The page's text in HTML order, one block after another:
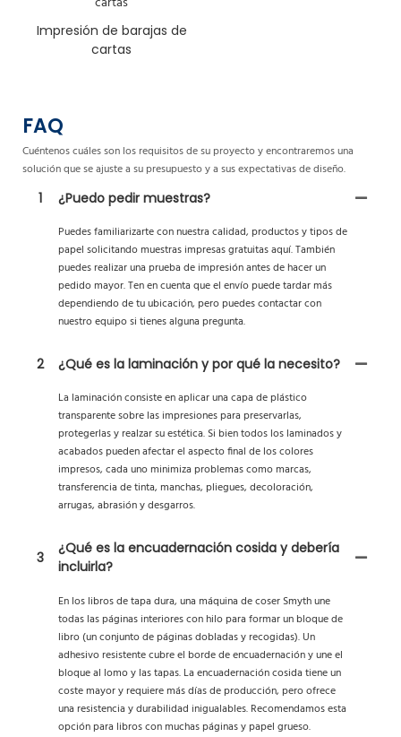
Impresión de barajas de
cartas
FAQ
Cuéntenos cuáles son los requisitos de su proyecto y encontraremos una
solución que se ajuste a su presupuesto y a sus expectativas de diseño.
1
¿Puedo pedir muestras?
Puedes familiarizarte con nuestra calidad, productos y tipos de
papel solicitando muestras impresas gratuitas aquí. También
puedes realizar una prueba de impresión antes de hacer un
pedido mayor. Ten en cuenta que el envío puede tardar más
dependiendo de tu ubicación, pero puedes contactar con
nuestro equipo si tienes alguna pregunta.
2
¿Qué es la laminación y por qué la necesito?
La laminación consiste en aplicar una capa de plástico
transparente sobre las impresiones para preservarlas,
protegerlas y realzar su estética. Si bien todos los laminados y
acabados pueden afectar el aspecto final de los colores
impresos, cada uno minimiza problemas como marcas,
transferencia de tinta, manchas, pliegues, decoloración,
arrugas, abrasión y desgarros.
3
¿Qué es la encuadernación cosida y debería
incluirla?
En los libros de tapa dura, una máquina de coser Smyth une
todas las páginas interiores con hilo para formar un bloque de
libro (un conjunto de páginas dobladas y recogidas). Un
adhesivo resistente cubre el borde de encuadernación y une el
bloque al lomo y las tapas. La encuadernación cosida tiene un
coste mayor y requiere más días de producción, pero ofrece
una resistencia y durabilidad inigualables. Recomendamos esta
opción para libros con muchas páginas y papel grueso.